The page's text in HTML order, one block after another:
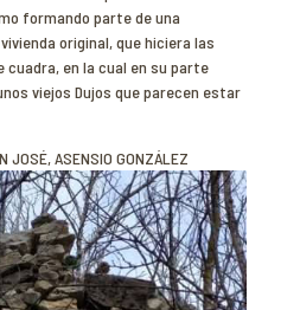
formando parte de una
original, que hiciera las
cuadra, en la cual en su parte
viejos Dujos que parecen estar
JOSÉ, ASENSIO GONZÁLEZ